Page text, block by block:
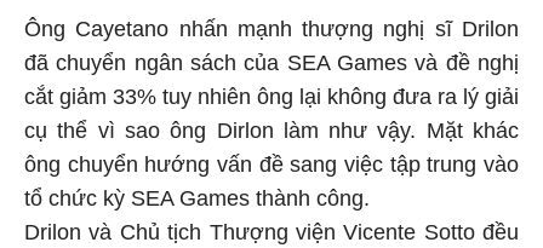
Ông Cayetano nhấn mạnh thượng nghị sĩ Drilon
đã chuyển ngân sách của SEA Games và đề nghị
cắt giảm 33% tuy nhiên ông lại không đưa ra lý giải
cụ thể vì sao ông Dirlon làm như vậy. Mặt khác
ông chuyển hướng vấn đề sang việc tập trung vào
tổ chức kỳ SEA Games thành công.
Drilon và Chủ tịch Thượng viện Vicente Sotto đều